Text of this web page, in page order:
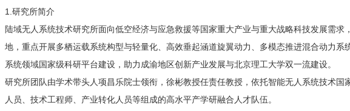
1. 研究所简介
陆域无人系统技术研究所面向低空经济与应急救援等国家重大产业与重大战略科技发展需
地，重点开展多栖运载系统构型与轻量化、高效垂起涵道旋翼动力、多模态推进混合动力
系统领域国家级科研平台建设，助力成渝地区创新产业发展与北京理工大学双一流建设。
研究所团队由学术带头人项昌乐院士领衔， 徐彬教授任责任教授，依托智能无人系统技术国
人员、技术工程师、产业转化人员等组成的高水平产学研融合人才队伍。